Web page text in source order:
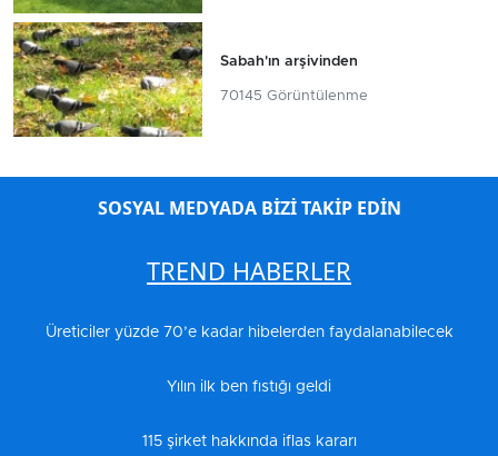
Sabah'ın arşivinden
70145 Görüntülenme
SOSYAL MEDYADA BİZİ TAKİP EDİN
TREND HABERLER
Üreticiler yüzde 70’e kadar hibelerden faydalanabilecek
Yılın ilk ben fıstığı geldi
115 şirket hakkında iflas kararı